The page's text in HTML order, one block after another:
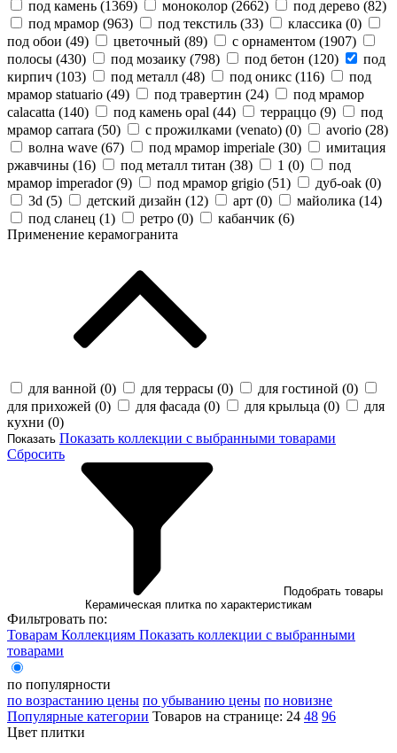
под камень (1369) моноколор (2662) под дерево (82)
под мрамор (963) под текстиль (33) классика (0)
под обои (49) цветочный (89) с орнаментом (1907)
полосы (430) под мозаику (798) под бетон (120)
под
кирпич (103) под металл (48) под оникс (116)
под
мрамор statuario (49) под травертин (24)
под мрамор
calacatta (140) под камень opal (44) терраццо (9)
под
мрамор carrara (50) с прожилками (venato) (0) avorio (28)
волна wave (67) под мрамор imperiale (30)
имитация
ржавчины (16) под металл титан (38) 1 (0)
под
мрамор imperador (9) под мрамор grigio (51) дуб-oak (0)
3d (5) детский дизайн (12) арт (0) майолика (14)
под сланец (1) ретро (0) кабанчик (6)
Применение керамогранита
для ванной (0) для террасы (0) для гостиной (0)
для прихожей (0) для фасада (0) для крыльца (0)
для
кухни (0)
Показать Показать коллекции с выбранными товарами
Сбросить
Керамическая плитка по характеристикам
Фильтровать по:
Товарам Коллекциям Показать коллекции с выбранными
товарами
по популярности
по возрастанию цены по убыванию цены по новизне
Популярные категории Товаров на странице: 24 48 96
Цвет плитки